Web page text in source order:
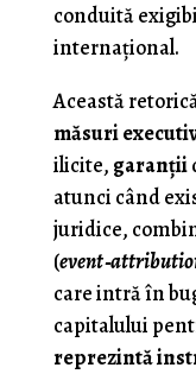
conduită
internaţional.
Această
măsuri
ilicite, garanții
atunci când
juridice,
(
care intră în
capitalului
reprezintă